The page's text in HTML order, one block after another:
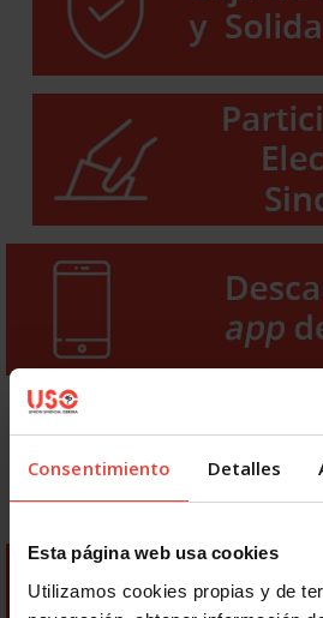
Consentimiento Detalles
Esta página web usa cookies
Utilizamos cookies propias y de